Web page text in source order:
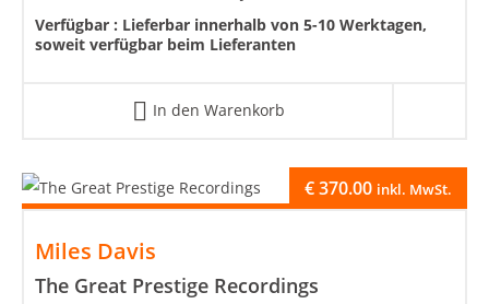
Verfügbar : Lieferbar innerhalb von 5-10 Werktagen,
soweit verfügbar beim Lieferanten
In den Warenkorb
Miles Davis
The Great Prestige Recordings
€370.00 inkl. MwSt.